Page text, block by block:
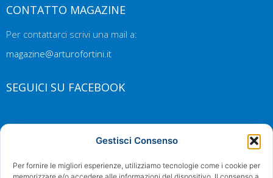
Gestisci Consenso
Per fornire le migliori esperienze, utilizziamo tecnologie come i cookie per
CONTATTO MAGAZINE
Per contattarci scrivi una mail a:
magazine@arturofortini.it
SEGUICI SU FACEBOOK